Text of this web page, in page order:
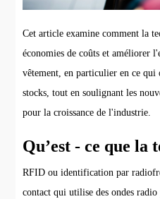
Cet article examine comment la
économies de coûts et améliorer
vêtement, en particulier en ce qui
stocks, tout en soulignant les
pour la croissance de l'industrie.
Qu’est - ce que la
RFID ou identification par
contact qui utilise des ondes